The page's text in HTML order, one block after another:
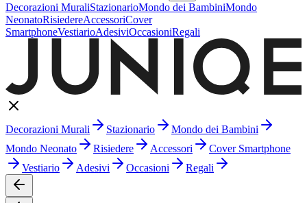
Decorazioni MuraliStazionarioMondo dei BambiniMondo
NeonatoRisiedereAccessoriCover
SmartphoneVestiarioAdesiviOccasioniRegali
Decorazioni Murali Stazionario
Mondo dei Bambini
Mondo Neonato
Risiedere Accessori
Cover Smartphone
Vestiario
Adesivi Occasioni Regali